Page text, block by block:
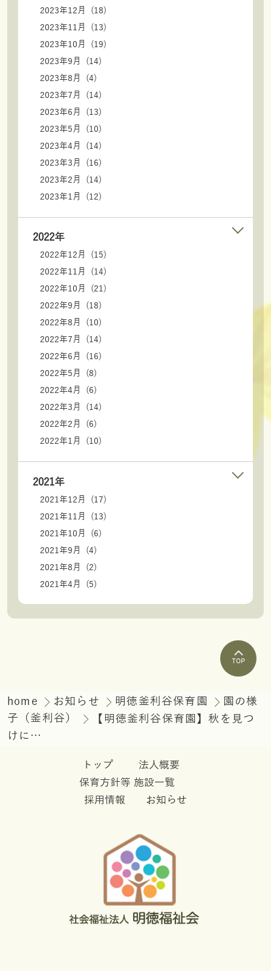
2023年12月 (18)
2023年11月 (13)
2023年10月 (19)
2023年9月 (14)
2023年8月 (4)
2023年7月 (14)
2023年6月 (13)
2023年5月 (10)
2023年4月 (14)
2023年3月 (16)
2023年2月 (14)
2023年1月 (12)
2022年
2022年12月 (15)
2022年11月 (14)
2022年10月 (21)
2022年9月 (18)
2022年8月 (10)
2022年7月 (14)
2022年6月 (16)
2022年5月 (8)
2022年4月 (6)
2022年3月 (14)
2022年2月 (6)
2022年1月 (10)
2021年
2021年12月 (17)
2021年11月 (13)
2021年10月 (6)
2021年9月 (4)
2021年8月 (2)
2021年4月 (5)
TOP
home お知らせ 明徳釜利谷保育園
園の様
子（釜利谷）
【明徳釜利谷保育園】秋を見つ
けに…
トップ
法人概要
保育方針等 施設一覧
採用情報
お知らせ